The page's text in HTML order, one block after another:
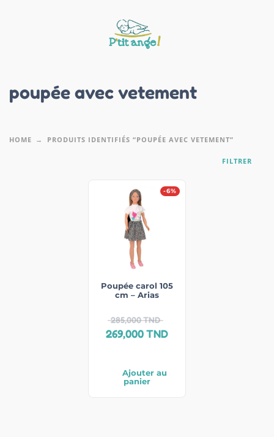
poupée avec vetement
HOME PRODUITS IDENTIFIÉS “POUPÉE AVEC VETEMENT”
FILTRER
-6%
Poupée carol 105
cm – Arias
285,000TND
269,000TND
Ajouter au
panier